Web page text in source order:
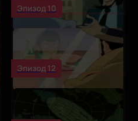
Эпизод 10
Эпизод 12